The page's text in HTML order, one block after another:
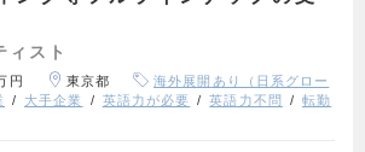
ィスト
円 東京都
海外展開あり（日系グロー
大手企業 英語力が必要 英語力不問
転勤